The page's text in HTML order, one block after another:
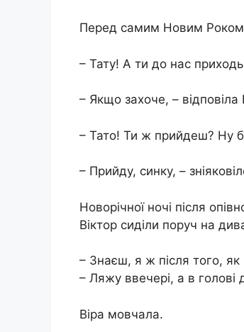
Перед самим Новим Роком
– Тату! А ти до нас
– Якщо захоче, – відповіла
– Тато! Ти ж прийдеш? Ну
– Прийду, синку, –
Новорічної ночі після
Віктор сиділи поруч на
– Знаєш, я ж після того, як
– Ляжу ввечері, а в
Віра мовчала.